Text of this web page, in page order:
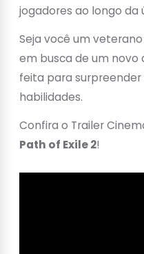
jogadores ao longo da
Seja você um
em busca de um novo
feita para surpreender
habilidades.
Confira o Trailer
Path of Exile 2!